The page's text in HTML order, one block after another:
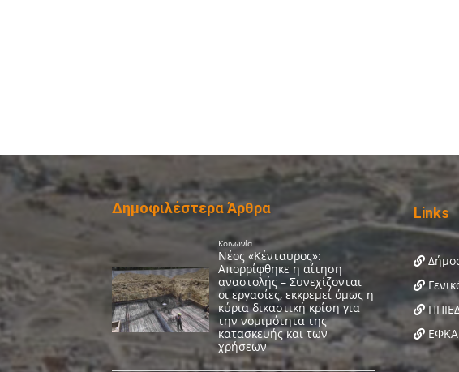
Δημοφιλέστερα Άρθρα Links
ΕΦΚΑ